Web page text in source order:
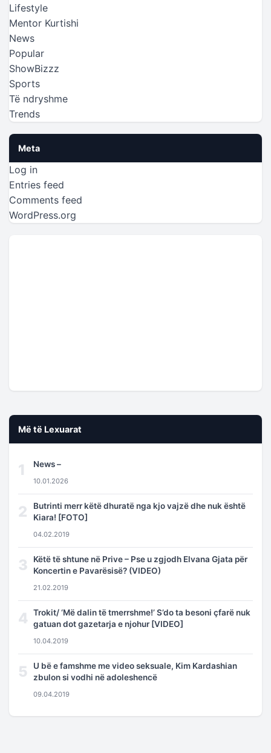
Lifestyle
Mentor Kurtishi
News
Popular
ShowBizzz
Sports
Të ndryshme
Trends
Meta
Log in
Entries feed
Comments feed
WordPress.org
Më të Lexuarat
1 News –
10.01.2026
2
Butrinti merr këtë dhuratë nga kjo vajzë dhe nuk është
Kiara! [FOTO]
04.02.2019
3
Këtë të shtune në Prive – Pse u zgjodh Elvana Gjata për
Koncertin e Pavarësisë? (VIDEO)
21.02.2019
4
Trokit/ ‘Më dalin të tmerrshme!’ S’do ta besoni çfarë nuk
gatuan dot gazetarja e njohur [VIDEO]
10.04.2019
5
U bë e famshme me video seksuale, Kim Kardashian
zbulon si vodhi në adoleshencë
09.04.2019